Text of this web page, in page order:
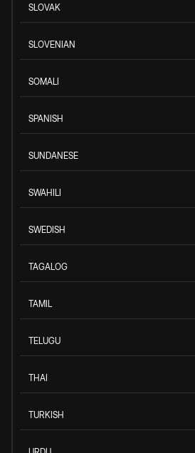
SLOVAK
SLOVENIAN
SOMALI
SPANISH
SUNDANESE
SWAHILI
SWEDISH
TAGALOG
TAMIL
TELUGU
THAI
TURKISH